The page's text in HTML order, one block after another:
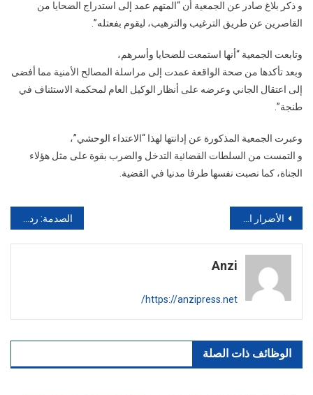
7
و9
و ذكر بلاغ صادر عن الجمعية أن “المتهم عمد إلى استدراج الضحايا من
القاصرين عن طريق الترغيب والترهيب، ليقوم بفعتله”.
وتابعت الجمعية “أنها استمعت للضحايا وأسرهم،
وبعد تأكدها من صحة الواقعة عمدت إلى مراسلة المصالح الأمنية مما أفضى
إلى اعتقال الجاني وعرضه على أنظار الوكيل العام لمحكمة الاستئناف في
طنجة”.
وعبرت الجمعية المذكورة عن إدانتها لهذا “الاعتداء الوحشي”،
و التمست من السلطات القضائية التدخل والضرب بقوة على مثل هؤلاء
الجناة، كما نصبت نفسها طرفا مدنيا في القضية.
تصفّح
المقالات
الأضرار المترتبة على شرب الماء وقوفا
Anzi
https://anzipress.net/
الوظائف ذات الصلة